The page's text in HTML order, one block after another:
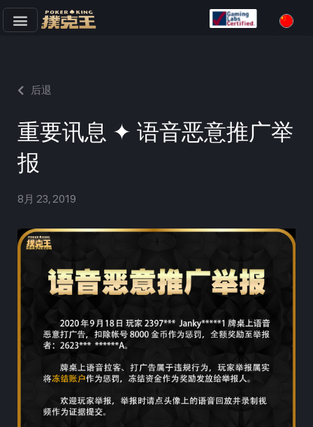
文
后退
重要讯息 ✦ 语音恶意推广举
报
8月 23, 2019